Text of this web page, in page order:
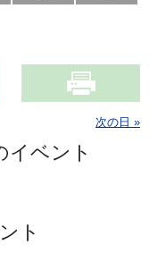
次の日 »
イベント
ト